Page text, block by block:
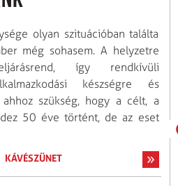
olyan szituációban találta
még sohasem. A helyzetre
így rendkívüli
készségre és
ahhoz szükség, hogy a célt, a
50 éve történt, de az eset
KÁVÉSZÜNET